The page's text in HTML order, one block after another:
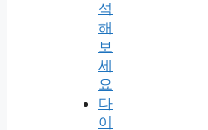
석
해
보
세
요
다
이